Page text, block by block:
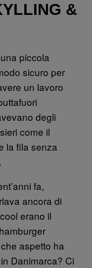
&
piccola
sicuro per
un lavoro
degli
come il
la fila senza
fa,
ancora di
erano il
aspetto ha
Danimarca? Ci